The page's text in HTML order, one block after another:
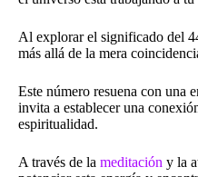
Al explorar el significado del
más allá de la mera
Este número resuena con una
invita a establecer una
espiritualidad.
A través de la meditación y la